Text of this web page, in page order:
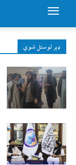
ډېر لوستل شوي